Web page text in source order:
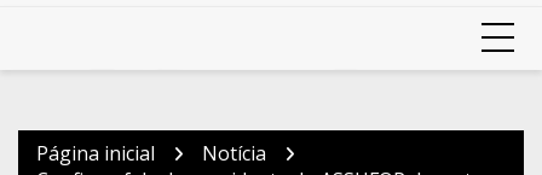
Página inicial
Notícia